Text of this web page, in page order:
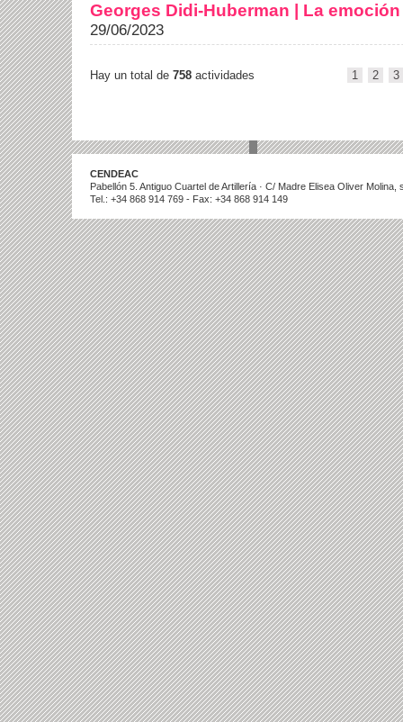
Georges Didi-Huberman | La
29/06/2023
Hay un total de 758 actividades 1 2 3
CENDEAC
Pabellón 5. Antiguo Cuartel de Artillería · C/ Madre Elisea Oliver
Tel.: +34 868 914 769 - Fax: +34 868 914 149